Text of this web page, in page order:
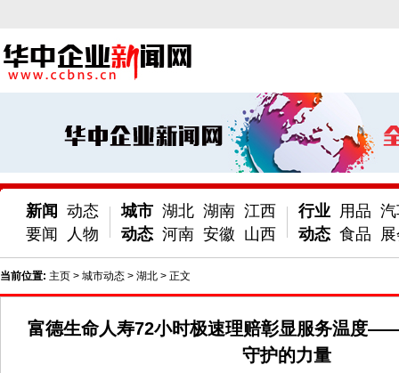
新闻
要闻
动态
人物
城市
动态
湖北 湖南 江西
河南 安徽 山西
行业
动态
用品
食品
当前位置: 主页 > 城市动态 > 湖北 > 正文
富德生命人寿72小时极速理赔彰显服务温度
守护的力量